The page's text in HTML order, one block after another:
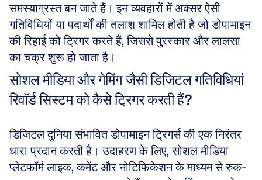
समस्याग्रस्त बन जाते हैं। इन व्यवहारों में अक्सर ऐसी
गतिविधियों या पदार्थों की तलाश शामिल होती है जो डोपामाइन
की रिहाई को ट्रिगर करते हैं, जिससे पुरस्कार और लालसा
का चक्र शुरू हो जाता है।
सोशल मीडिया और गेमिंग जैसी डिजिटल गतिविधियां
रिवॉर्ड सिस्टम को कैसे ट्रिगर करती हैं?
डिजिटल दुनिया संभावित डोपामाइन ट्रिगर्स की एक निरंतर
धारा प्रदान करती है। उदाहरण के लिए, सोशल मीडिया
प्लेटफॉर्म लाइक, कमेंट और नोटिफिकेशन के माध्यम से रुक-